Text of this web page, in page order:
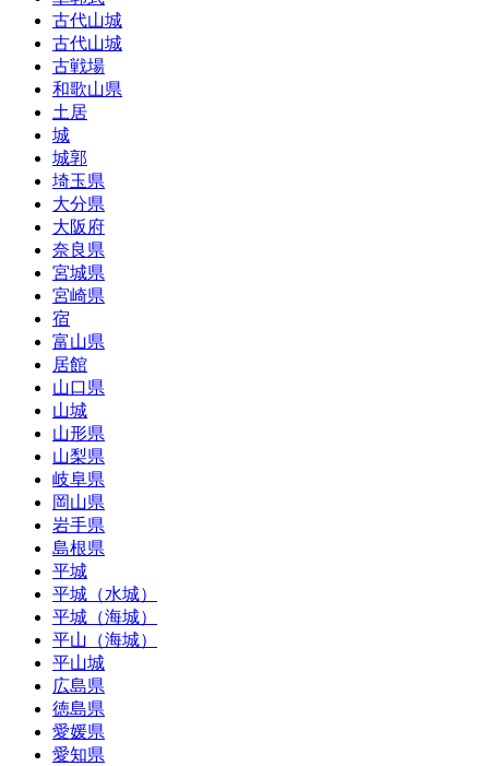
古代山城
古代山城
古戦場
和歌山県
土居
城
城郭
埼玉県
大分県
大阪府
奈良県
宮城県
宮崎県
宿
富山県
居館
山口県
山城
山形県
山梨県
岐阜県
岡山県
岩手県
島根県
平城
平城（水城）
平城（海城）
平山（海城）
平山城
広島県
徳島県
愛媛県
愛知県